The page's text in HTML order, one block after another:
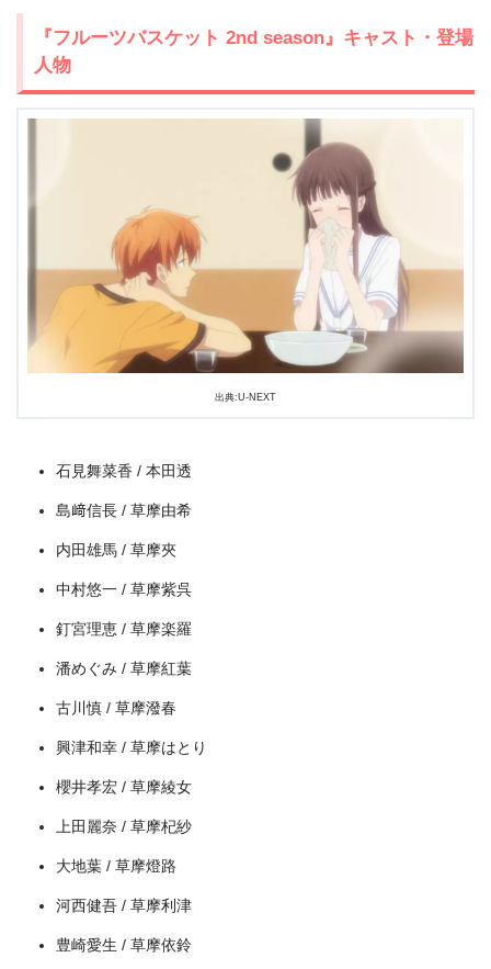
U-NEXT
＼＼31日間無料!!お試し解約もOK／／
今すぐ無料でU-NEXTで見る
『フルーツバスケット 2nd season』キャスト・登場
人物
出典:U-NEXT
石見舞菜香 / 本田透
島﨑信長 / 草摩由希
内田雄馬 / 草摩夾
中村悠一 / 草摩紫呉
釘宮理恵 / 草摩楽羅
潘めぐみ / 草摩紅葉
古川慎 / 草摩潑春
興津和幸 / 草摩はとり
櫻井孝宏 / 草摩綾女
上田麗奈 / 草摩杞紗
大地葉 / 草摩燈路
河西健吾 / 草摩利津
豊崎愛生 / 草摩依鈴